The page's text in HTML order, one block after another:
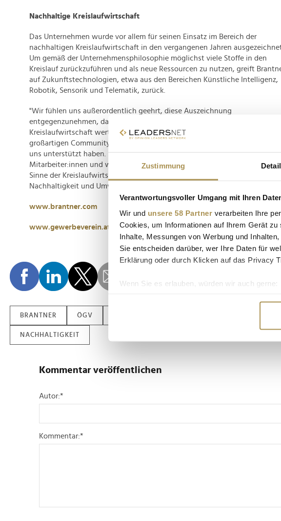
Zustimmung
Verantwortungsvoller Umgang mit Ihren
Wir und unsere 58 Partner verarbeiten Ihre
Cookies, um Informationen auf Ihrem Gerät
Inhalte, Messungen von Werbung und
Sie entscheiden darüber, wer Ihre Daten für
Erklärung oder durch Klicken auf das Privacy
Wenn Sie es erlauben, würden wir auch gerne:
Erfahren Sie mehr darüber, wie Ihre
und die Zugriffe auf unsere Website zu
der Dienste gesammelt haben.
Nachhaltige Kreislaufwirtschaft
Das Unternehmen wurde vor allem für seinen Einsatz im Bereich der
nachhaltigen Kreislaufwirtschaft in den vergangenen Jahren
Um gemäß der Unternehmensphilosophie möglichst viele Stoffe in den
Kreislauf zurückzuführen und als neue Ressourcen zu nutzen, greift
auf Zukunftstechnologien, etwa aus den Bereichen Künstliche Intelligenz,
Robotik, Sensorik und Telematik, zurück.
"Wir fühlen uns außerordentlich geehrt, diese Auszeichnung
entgegenzunehmen, da sie uns bestätigt, dass unser Engagement für die
Kreislaufwirtschaft wertgeschätzt wird. Es ist uns eine Ehre, Teil einer so
großartigen Community zu sein und wir möchten uns bei allen bedanken,
uns unterstützt haben. Diese Auszeichnung ist ein Erfolg für alle
Mitarbeiter:innen und wir freuen uns darauf, unsere Arbeit in Zukunft im
Sinne der Kreislaufwirtschaft fortzusetzen und einen noch größeren Beitrag
Nachhaltigkeit und Umwelt zu leisten", sagt Josef Scheidl.
www.brantner.com
www.gewerbeverein.at
BRANTNER ÖGV
NACHHALTIGKEIT
Kommentar veröffentlichen
Autor:*
Kommentar:*